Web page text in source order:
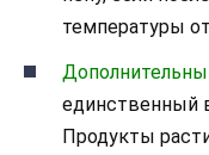
температуры
единственный
Продукты